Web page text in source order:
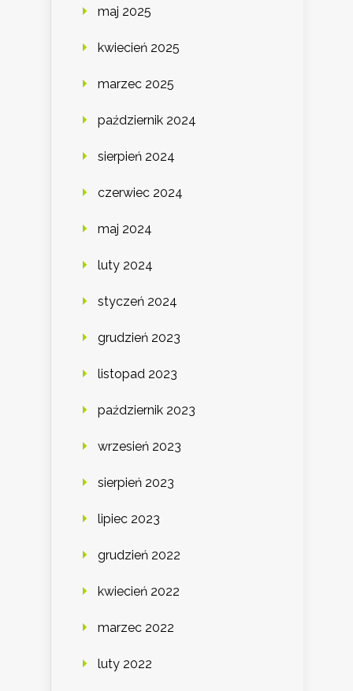
maj 2025
kwiecień 2025
marzec 2025
październik 2024
sierpień 2024
czerwiec 2024
maj 2024
luty 2024
styczeń 2024
grudzień 2023
listopad 2023
październik 2023
wrzesień 2023
sierpień 2023
lipiec 2023
grudzień 2022
kwiecień 2022
marzec 2022
luty 2022